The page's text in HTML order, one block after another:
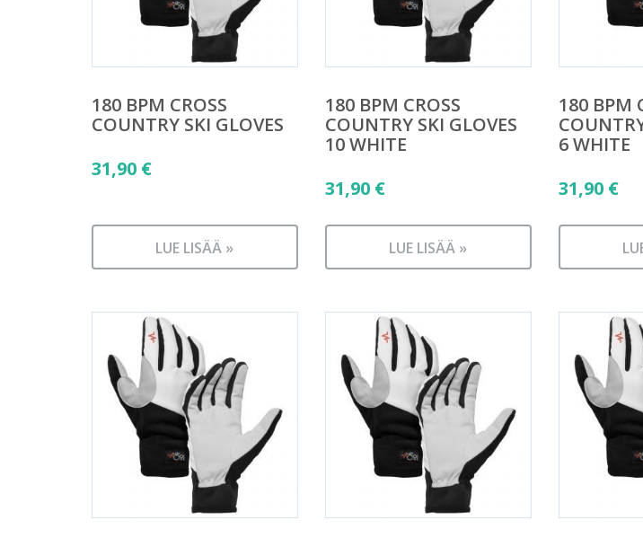
180 BPM CROSS
COUNTRY SKI GLOVES
31,90 €
LUE LISÄÄ »
180 BPM CROSS
COUNTRY SKI GLOVES
10 WHITE
31,90 €
LUE LISÄÄ »
180 BPM
6 WHITE
31,90 €